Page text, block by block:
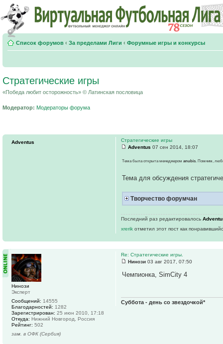
Список форумов ‹ За пределами Лиги ‹ Форумные игры и конкурсы
Стратегические игры
«Победа любит осторожность» © Латинская пословица
Модератор: Модераторы форума
Стратегические игры
Adventus 07 сен 2014, 18:07
Тема была открыта менеджером anubis. Помним,
Тема для обсуждения
Творчество форумчан
Последний раз редактировалось
xrerik отметил этот пост как
Adventus
Re: Стратегические игры.
Нинози 03 авг 2017, 07:50
Чемпионка, SimCity 4
Суббота - день со звездочкой*
Нинози
Эксперт
Сообщений: 14555
Благодарностей: 1282
Зарегистрирован: 25 июн 2010, 17:18
Откуда: Нижний Новгород, Россия
Рейтинг: 502
зам. в ОФК (Сербия)